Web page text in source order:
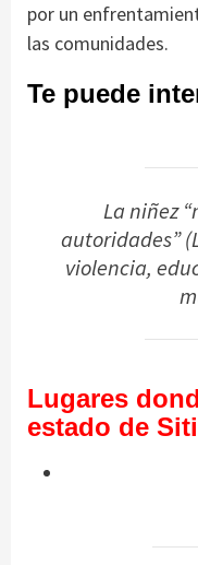
por un
las comunidades.
Te puede
La niñez
autoridades”
violencia,
Lugares
estado de